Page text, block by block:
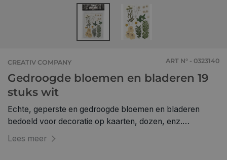
CREATIV COMPANY ART N° - 0323140
Gedroogde bloemen en bladeren 19
stuks wit
Echte, geperste en gedroogde bloemen en bladeren
bedoeld voor decoratie op kaarten, dozen, enz.
Makkelijke te bevestigen met Easy Glue. I.v.m. de
Lees meer